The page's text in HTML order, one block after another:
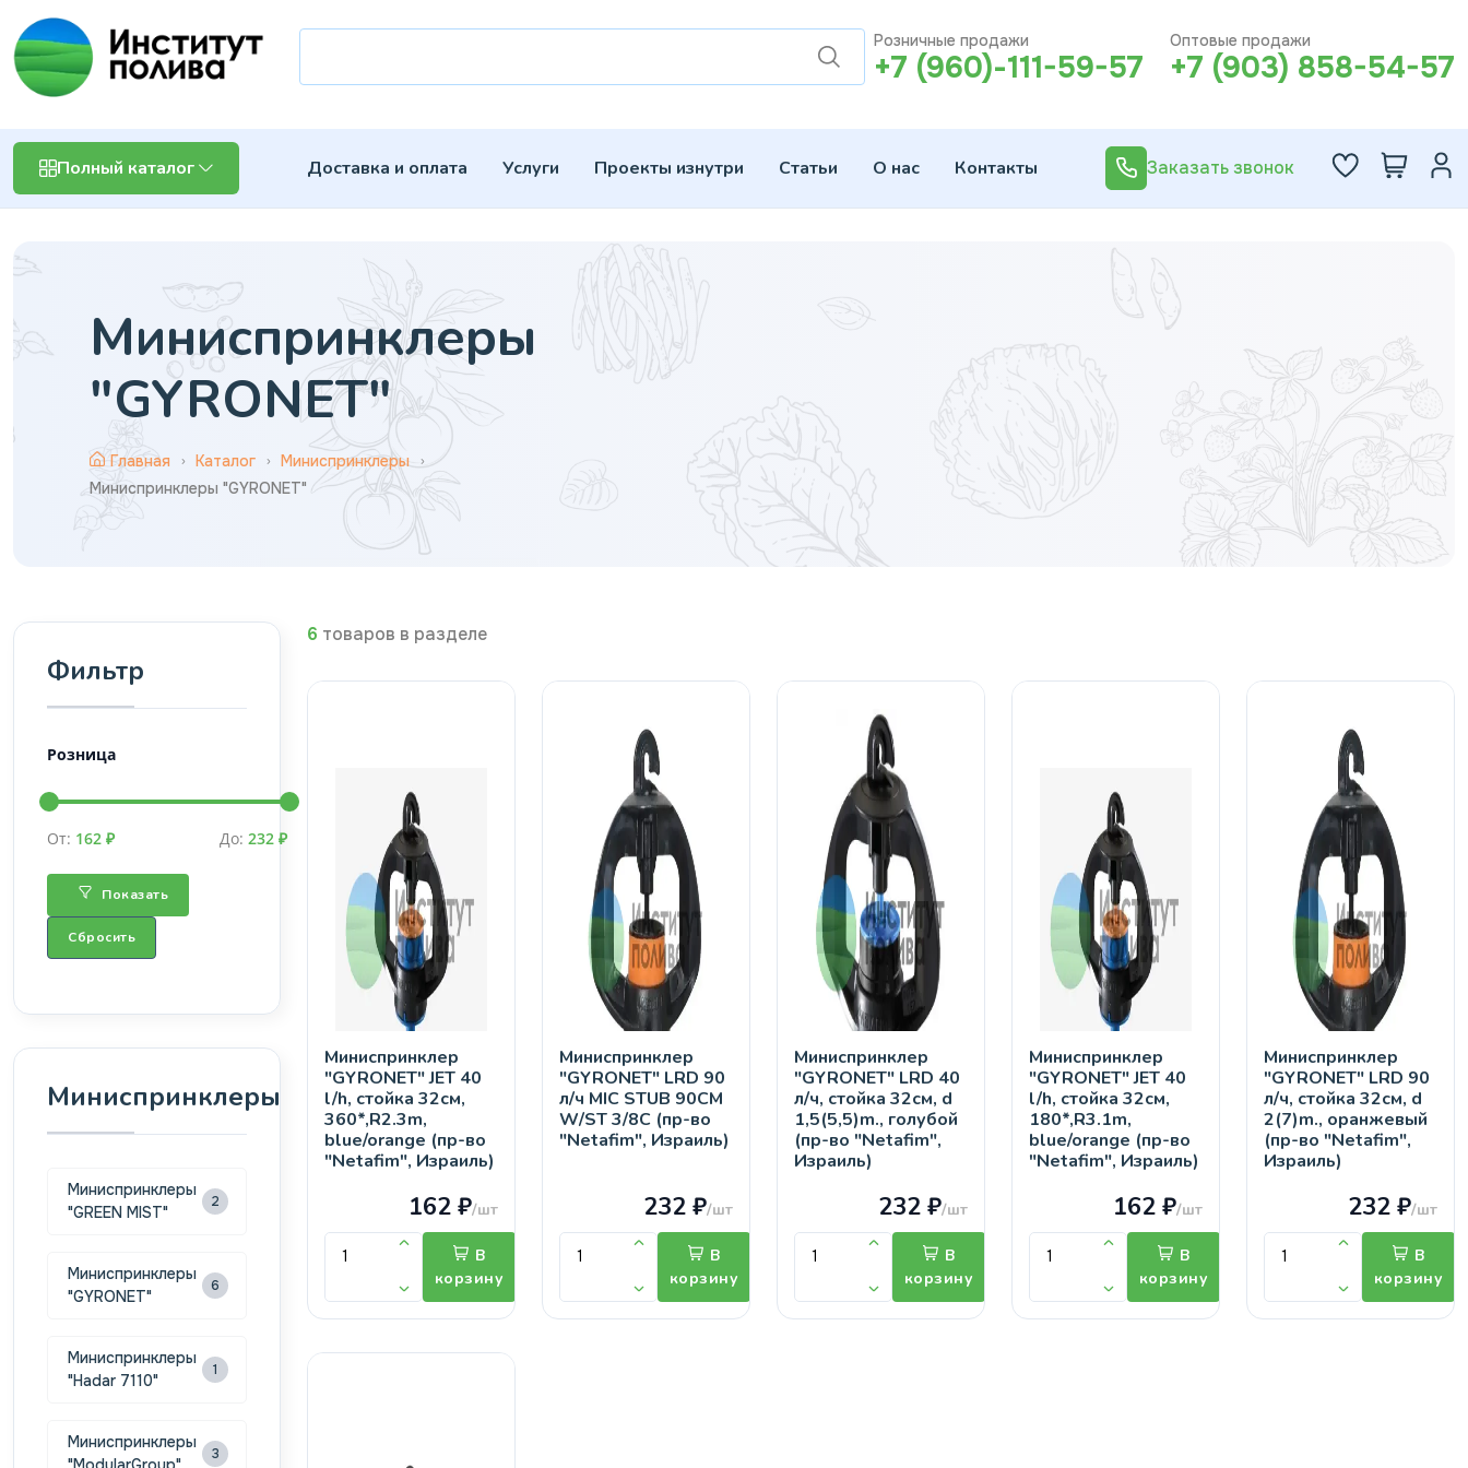
Розничные продажи
+7 (960)-111-59-57
Оптовые продажи
+7 (903) 858-54-57
Полный каталог Доставка и оплата Услуги Проекты изнутри Статьи О нас Контакты Заказать звонок
Миниспринклеры
"GYRONET"
Главная Каталог
Миниспринклеры
Миниспринклеры "GYRONET"
Фильтр
Розница
От: 162 ₽ До:232 ₽
Показать
Сбросить
Миниспринклеры
Миниспринклеры
"GREEN MIST"
2
Миниспринклеры
"GYRONET"
6
Миниспринклеры
"Hadar 7110"
1
Миниспринклеры
3
6 товаров в разделе
Миниспринклер
"GYRONET" JET 40
l/h, стойка 32см,
360*,R2.3m,
blue/orange (пр-во
"Netafim", Израиль)
162 ₽/шт
В
корзину
Миниспринклер
"GYRONET" LRD 90
л/ч MIC STUB 90CM
W/ST 3/8C (пр-во
"Netafim", Израиль)
232 ₽/шт
В
корзину
Миниспринклер
"GYRONET" LRD 40
л/ч, стойка 32см, d
1,5(5,5)m., голубой
(пр-во "Netafim",
Израиль)
232 ₽/шт
В
корзину
Миниспринклер
"GYRONET" JET 40
l/h, стойка 32см,
180*,R3.1m,
blue/orange (пр-во
"Netafim", Израиль)
162 ₽/шт
В
корзину
Миниспринклер
"GYRONET" LRD 90
л/ч, стойка 32см, d
2(7)m., оранжевый
(пр-во "Netafim",
Израиль)
232 ₽/шт
В
корзину